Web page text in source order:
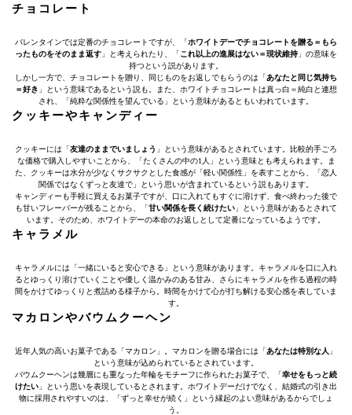
チョコレート
バレンタインでは定番のチョコレートですが、「ホワイトデーでチョコレートを贈る＝もら
ったものをそのまま返す 」と考えられたり、「これ以上の進展はない＝現状維持 」の意味を
持つという説があります。
しかし一方で、チョコレートを贈り、同じものをお返しでもらうのは「あなたと同じ気持ち
＝好き 」という意味であるという説も。また、ホワイトチョコレートは真っ白＝純白と連想
され、「純粋な関係性を望んでいる」という意味があるともいわれています。
クッキーやキャンディー
クッキーには「友達のままでいましょう 」という意味があるとされています。比較的手ごろ
な価格で購入しやすいことから、「たくさんの中の1人」という意味とも考えられます。ま
た、クッキーは水分が少なくサクサクとした食感が「軽い関係性」を表すことから、「恋人
関係ではなくずっと友達で」という思いが含まれているという説もあります。
キャンディーも手軽に買えるお菓子ですが、口に入れてもすぐに溶けず、食べ終わった後で
も甘いフレーバーが残ることから、「甘い関係を長く続けたい 」という意味があるとされて
います。そのため、ホワイトデーの本命のお返しとして定番になっているようです。
キャラメル
キャラメルには「一緒にいると安心できる」という意味があります。キャラメルを口に入れ
るとゆっくり溶けていくことや優しく温かみのある甘み、さらにキャラメルを作る過程の時
間をかけてゆっくりと煮詰める様子から。時間をかけて心が打ち解ける安心感を表していま
す。
マカロンやバウムクーヘン
近年人気の高いお菓子である「マカロン」。マカロンを贈る場合には「あなたは特別な人 」
という意味が込められているとされています。
バウムクーヘンは幾層にも重なった年輪をモチーフに作られたお菓子で、「幸せをもっと続
けたい 」という思いを表現しているとされます。ホワイトデーだけでなく、結婚式の引き出
物に採用されやすいのは、「ずっと幸せが続く」という縁起のよい意味があるからでしょ
う。